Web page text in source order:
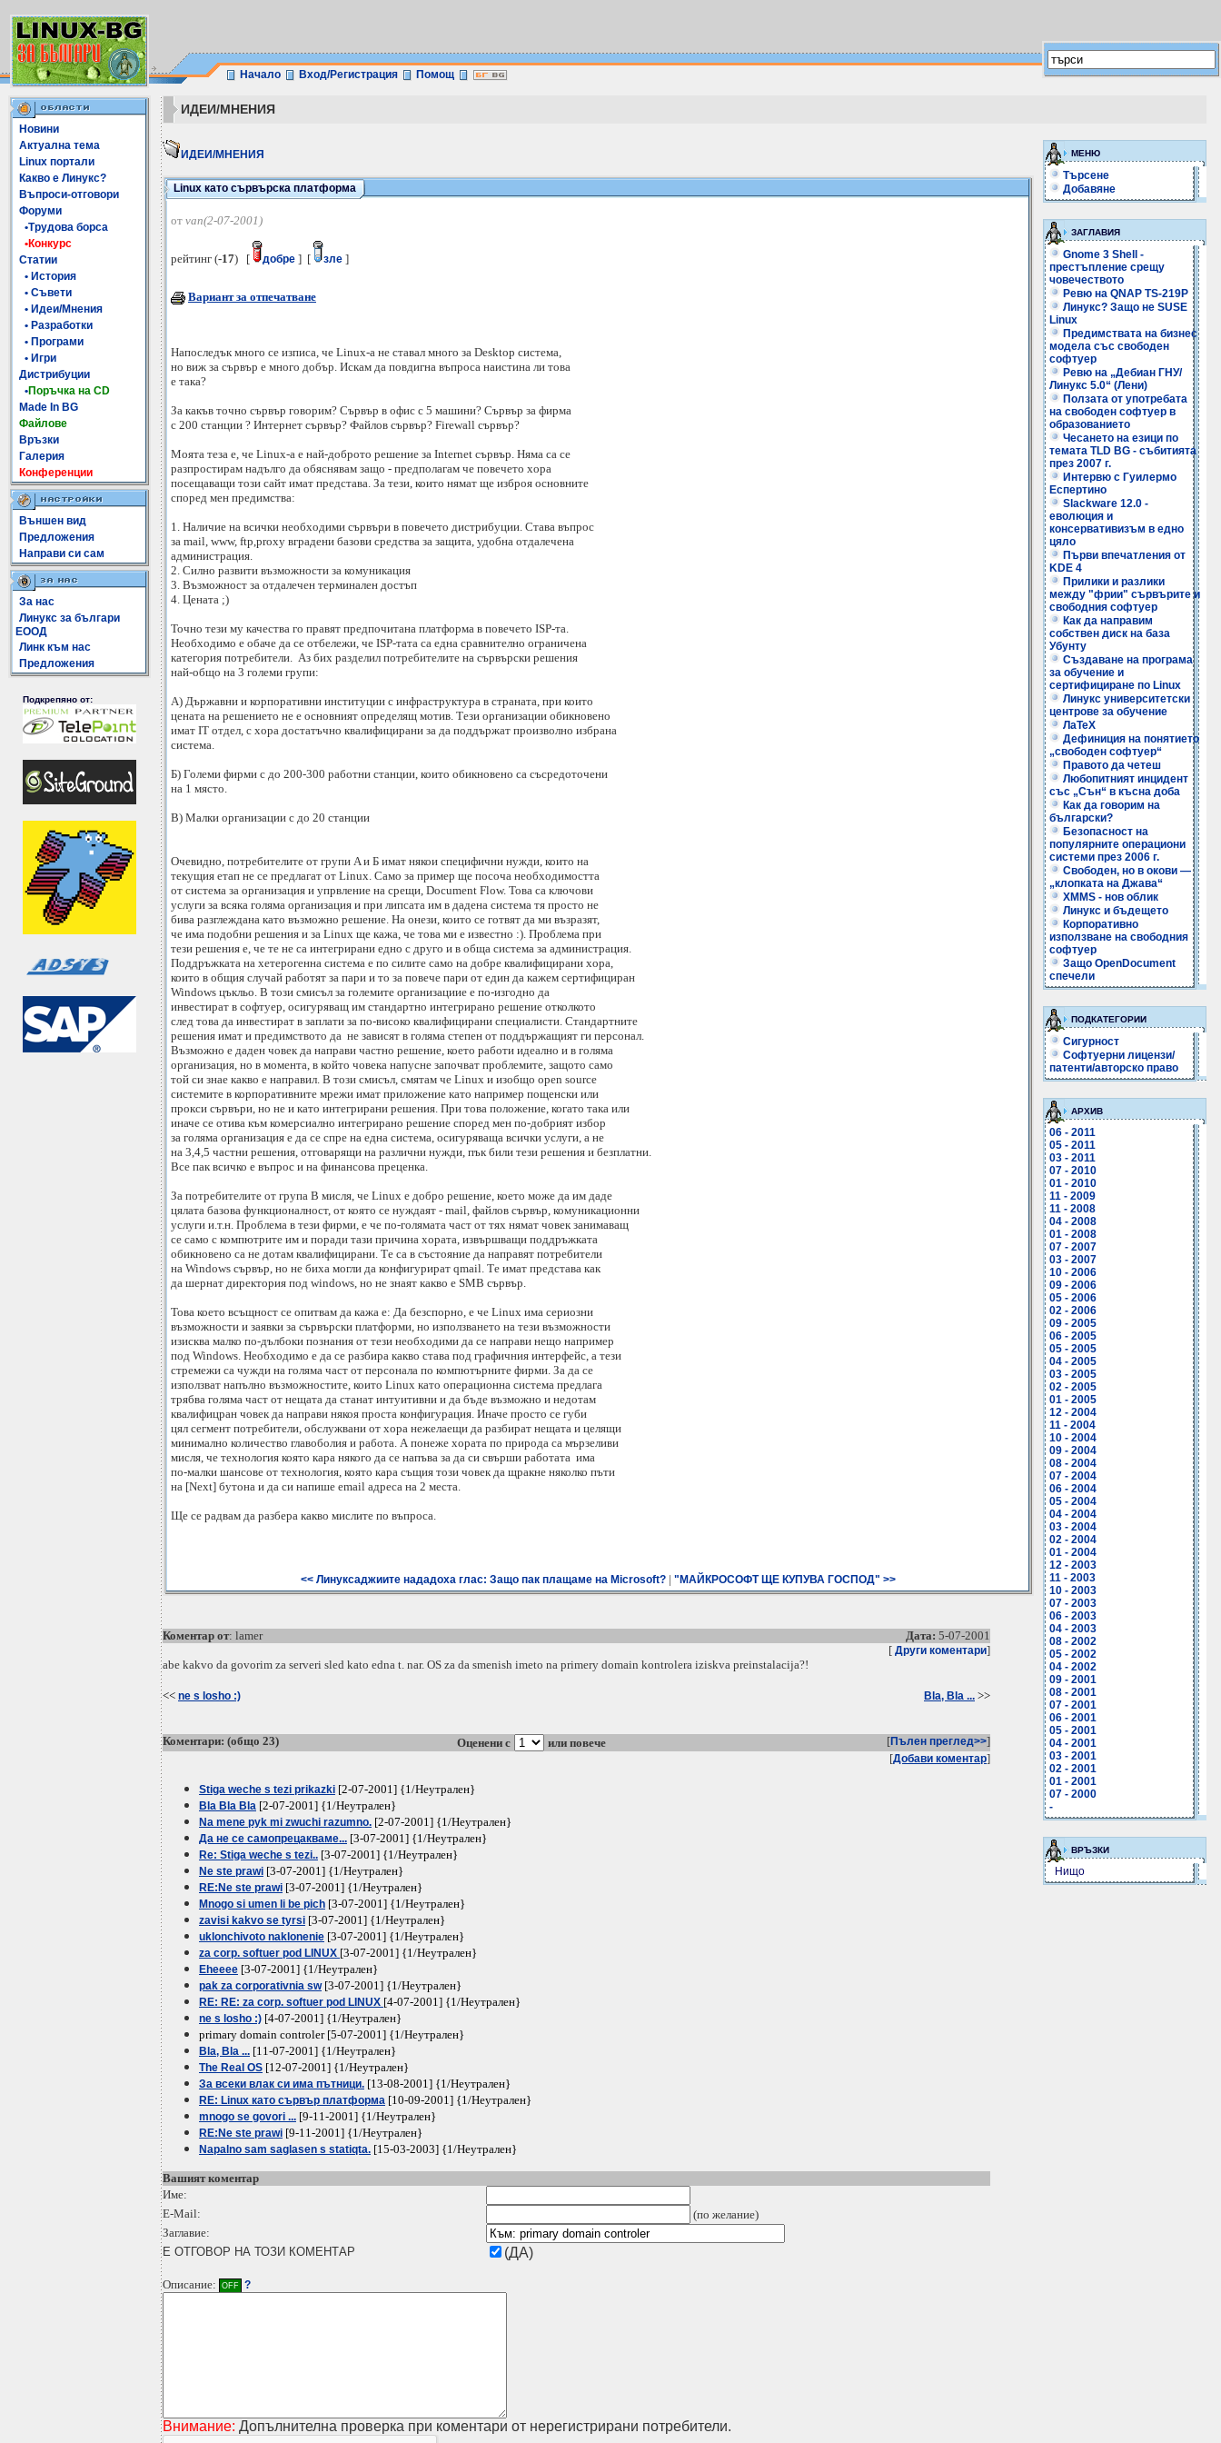
Начало Вход/Регистрация Помощ
Новини
Актуална тема
Linux портали
Какво е Линукс?
Въпроси-отговори
Форуми
•Трудова борса
•Конкурс
Статии
• История
• Съвети
• Идеи/Мнения
• Разработки
• Програми
• Игри
Дистрибуции
•Поръчка на CD
Made In BG
Файлове
Връзки
Галерия
Конференции
Външен вид
Предложения
Направи си сам
За нас
Линукс за българи
ЕООД
Линк към нас
Предложения
Подкрепяно от:
ИДЕИ/МНЕНИЯ
ИДЕИ/МНЕНИЯ
Linux като сървърска платформа
от van(2-07-2001)
рейтинг (-17) [ добре ] [ зле ]
Вариант за отпечатване
Напоследък много се изписа, че Linux-a не ставал много за Desktop система,
но виж за сървър е много добър. Искам да повдигна въпроса наистина ли това
е така?
За какъв точно сървър говорим? Сървър в офис с 5 машини? Сървър за фирма
с 200 станции ? Интернет сървър? Файлов сървър? Firewall сървър?
Моята теза е, че Linux-a e най-доброто решение за Internet сървър. Няма са се
разпростирам надълго да обяснявам защо - предполагам че повечето хора
посещаващи този сайт имат представа. За тези, които нямат ще изброя основните
според мен предимства:
1. Наличие на всички необходими сървъри в повечето дистрибуции. Става въпрос
за mail, www, ftp,proxy вградени базови средства за защита, удобна отдалечена
администрация.
2. Силно развити възможности за комуникация
3. Възможност за отдалечен терминален достъп
4. Цената ;)
Точно тези му качества го правят предпочитана платформа в повечето ISP-та.
Необходимо е обаче да се отбележи, че ISP-тата са една сравнително ограничена
категория потребители. Аз бих разделил потребителите на сървърски решения
най-общо на 3 големи групи:
А) Държавни и корпоративни институции с инфраструктура в страната, при които
цената на решението не е основният определящ мотив. Тези организации обикновено
имат IT отдел, с хора достатъчно квалифицирани за да поддържат произволно избрана
система.
Б) Големи фирми с до 200-300 работни станции, които обикновено са съсредоточени
на 1 място.
В) Малки организации с до 20 станции
Очевидно, потребителите от групи A и Б имат някои специфични нужди, които на
текущия етап не се предлагат от Linux. Само за пример ще посоча необходимостта
от система за организация и упрвление на срещи, Document Flow. Това са ключови
услуги за всяка голяма организация и при липсата им в дадена система тя просто не
бива разглеждана като възможно решение. На онези, които се готвят да ми възразят,
че има подобни решения и за Linux ще кажа, че това ми е известно :). Проблема при
тези решения е, че те не са интегрирани едно с друго и в обща система за администрация.
Поддръжката на хетерогенна система е по силите само на добре квалифицирани хора,
които в общия случай работят за пари и то за повече пари от един да кажем сертифициран
Windows цъкльо. В този смисъл за големите организациие е по-изгодно да
инвестират в софтуер, осигуряващ им стандартно интегрирано решение отколкото
след това да инвестират в заплати за по-високо квалифицирани специалисти. Стандартните
решения имат и предимството да не зависят в голяма степен от поддържащият ги персонал.
Възможно е даден човек да направи частно решение, което работи идеално и в голяма
организация, но в момента, в който човека напусне започват проблемите, защото само
той си знае какво е направил. В този смисъл, смятам че Linux и изобщо open source
системите в корпоративните мрежи имат приложение като например пощенски или
прокси сървъри, но не и като интегрирани решения. При това положение, когато така или
иначе се отива към комерсиално интегрирано решение според мен по-добрият избор
за голяма организация е да се спре на една система, осигуряваща всички услуги, а не
на 3,4,5 частни решения, отговарящи на различни нужди, пък били тези решения и безплатни.
Все пак всичко е въпрос и на финансова преценка.
За потребителите от група В мисля, че Linux е добро решение, което може да им даде
цялата базова функционалност, от която се нуждаят - mail, файлов сървър, комуникационни
услуги и.т.н. Проблема в тези фирми, е че по-голямата част от тях нямат човек занимаващ
се само с компютрите им и поради тази причина хората, извършващи поддръжката
обикновено са не дотам квалифицирани. Те са в състояние да направят потребители
на Windows сървър, но не биха могли да конфигурират qmail. Те имат представа как
да шернат директория под windows, но не знаят какво е SMB сървър.
Това което всъщност се опитвам да кажа е: Да безспорно, е че Linux има сериозни
възможности и заявки за сървърски платформи, но използването на тези възможности
изисква малко по-дълбоки познания от тези необходими да се направи нещо например
под Windows. Необходимо е да се разбира какво става под графичния интерфейс, а тези
стремежи са чужди на голяма част от персонала по компютърните фирми. За да се
използват напълно възможностите, които Linux като операционна система предлага
трябва голяма част от нещата да станат интуитивни и да бъде възможно и недотам
квалифицран човек да направи някоя проста конфигурация. Иначе просто се губи
цял сегмент потребители, обслужвани от хора нежелаещи да разбират нещата и целящи
минимално количество главоболия и работа. А понеже хората по природа са мързеливи
мисля, че технология която кара някого да се напъва за да си свърши работата има
по-малки шансове от технология, която кара същия този човек да щракне няколко пъти
на [Next] бутона и да си напише email адреса на 2 места.
Ще се радвам да разбера какво мислите по въпроса.
<< Линуксаджиите нададоха глас: Защо пак плащаме на Microsoft? | "МАЙКРОСОФТ ЩЕ КУПУВА ГОСПОД" >>
Коментар от: lamer Дата: 5-07-2001
[ Други коментари]
abe kakvo da govorim za serveri sled kato edna t. nar. OS za da smenish imeto na primery domain kontrolera iziskva preinstalacija?!
<< ne s losho :) Bla, Bla ... >>
Коментари: (общо 23) Оценени с или повече [Пълен преглед>>]
[Добави коментар]
Stiga weche s tezi prikazki [2-07-2001] {1/Неутрален}
Bla Bla Bla [2-07-2001] {1/Неутрален}
Na mene pyk mi zwuchi razumno. [2-07-2001] {1/Неутрален}
Да не се самопрецакваме... [3-07-2001] {1/Неутрален}
Re: Stiga weche s tezi.. [3-07-2001] {1/Неутрален}
Ne ste prawi [3-07-2001] {1/Неутрален}
RE:Ne ste prawi [3-07-2001] {1/Неутрален}
Mnogo si umen li be pich [3-07-2001] {1/Неутрален}
zavisi kakvo se tyrsi [3-07-2001] {1/Неутрален}
uklonchivoto naklonenie [3-07-2001] {1/Неутрален}
za corp. softuer pod LINUX [3-07-2001] {1/Неутрален}
Eheeee [3-07-2001] {1/Неутрален}
pak za corporativnia sw[3-07-2001] {1/Неутрален}
RE: RE: za corp. softuer pod LINUX [4-07-2001] {1/Неутрален}
ne s losho :) [4-07-2001] {1/Неутрален}
primary domain controler [5-07-2001] {1/Неутрален}
Bla, Bla ... [11-07-2001] {1/Неутрален}
The Real OS [12-07-2001] {1/Неутрален}
За всеки влак си има пътници. [13-08-2001] {1/Неутрален}
RE: Linux като сървър платформа [10-09-2001] {1/Неутрален}
mnogo se govori ... [9-11-2001] {1/Неутрален}
RE:Ne ste prawi [9-11-2001] {1/Неутрален}
Napalno sam saglasen s statiqta. [15-03-2003] {1/Неутрален}
Вашият коментар
Име:
E-Mail:
(по желание)
Заглавие:
Е ОТГОВОР НА ТОЗИ КОМЕНТАР
(ДА)
Описание: OFF ?
Внимание: Допълнителна проверка при коментари от нерегистрирани потребители.
МЕНЮ
Търсене
Добавяне
ЗАГЛАВИЯ
Gnome 3 Shell -
престъпление срещу
човечеството
Ревю на QNAP TS-219P
Линукс? Защо не SUSE
Linux
Предимствата на бизнес
модела със свободен
софтуер
Ревю на „Дебиан ГНУ/
Линукс 5.0“ (Лени)
Ползата от употребата
на свободен софтуер в
образованието
Чесането на езици по
темата TLD BG - събитията
през 2007 г.
Интервю с Гуилермо
Еспертино
Slackware 12.0 -
еволюция и
консервативизъм в едно
цяло
Първи впечатления от
KDE 4
Прилики и разлики
между "фрии" сървърите и
свободния софтуер
Как да направим
собствен диск на база
Убунту
Създаване на програма
за обучение и
сертифициране по Linux
Линукс университетски
центрове за обучение
ЛаТеХ
Дефиниция на понятието
„свободен софтуер“
Правото да четеш
Любопитният инцидент
със „Сън“ в късна доба
Как да говорим на
български?
Безопасност на
популярните операциони
системи през 2006 г.
Свободен, но в окови —
„клопката на Джава“
XMMS - нов облик
Линукс и бъдещето
Корпоративно
използване на свободния
софтуер
Защо OpenDocument
спечели
ПОДКАТЕГОРИИ
Сигурност
Софтуерни лицензи/
патенти/авторско право
АРХИВ
06 - 2011
05 - 2011
03 - 2011
07 - 2010
01 - 2010
11 - 2009
11 - 2008
04 - 2008
01 - 2008
07 - 2007
03 - 2007
10 - 2006
09 - 2006
05 - 2006
02 - 2006
09 - 2005
06 - 2005
05 - 2005
04 - 2005
03 - 2005
02 - 2005
01 - 2005
12 - 2004
11 - 2004
10 - 2004
09 - 2004
08 - 2004
07 - 2004
06 - 2004
05 - 2004
04 - 2004
03 - 2004
02 - 2004
01 - 2004
12 - 2003
11 - 2003
10 - 2003
07 - 2003
06 - 2003
04 - 2003
08 - 2002
05 - 2002
04 - 2002
09 - 2001
08 - 2001
07 - 2001
06 - 2001
05 - 2001
04 - 2001
03 - 2001
02 - 2001
01 - 2001
07 - 2000
-
ВРЪЗКИ
Нищо